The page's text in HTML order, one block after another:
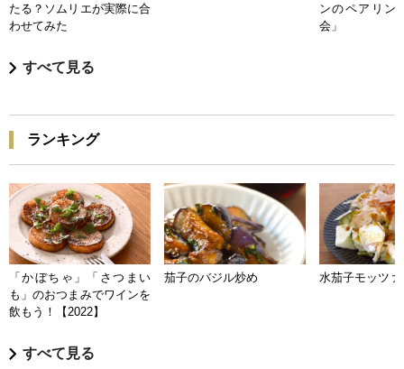
たる？ソムリエが実際に合
わせてみた
ンのペアリン
会」
すべて見る
ランキング
「かぼちゃ」「さつまい
も」のおつまみでワインを
飲もう！【2022】
茄子のバジル炒め 水茄子モッツァ
すべて見る